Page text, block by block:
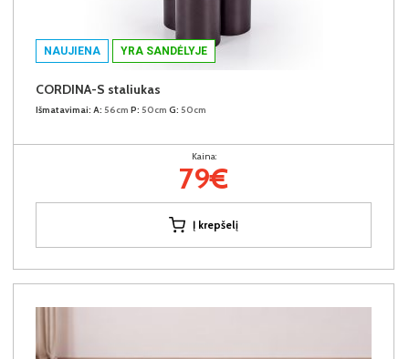
NAUJIENA YRA SANDĖLYJE
CORDINA-S staliukas
Išmatavimai: A: 56cm P: 50cm G: 50cm
Kaina:
79€
Į krepšelį